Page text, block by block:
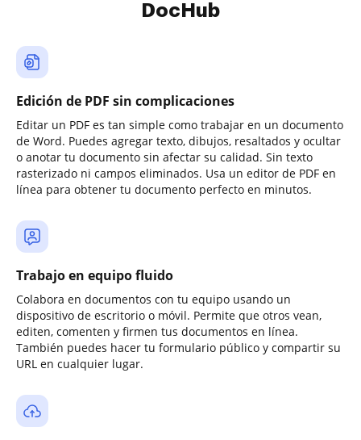
DocHub
Edición de PDF sin complicaciones
Editar un PDF es tan simple como trabajar en un documento
de Word. Puedes agregar texto, dibujos, resaltados y ocultar
o anotar tu documento sin afectar su calidad. Sin texto
rasterizado ni campos eliminados. Usa un editor de PDF en
línea para obtener tu documento perfecto en minutos.
Trabajo en equipo fluido
Colabora en documentos con tu equipo usando un
dispositivo de escritorio o móvil. Permite que otros vean,
editen, comenten y firmen tus documentos en línea.
También puedes hacer tu formulario público y compartir su
URL en cualquier lugar.